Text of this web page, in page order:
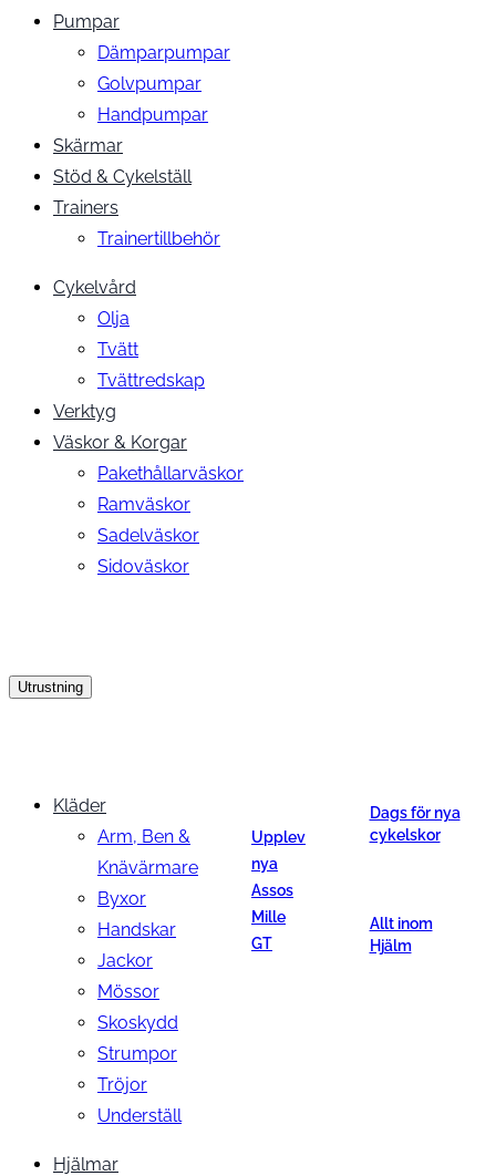
Pumpar
Dämparpumpar
Golvpumpar
Handpumpar
Skärmar
Stöd & Cykelställ
Trainers
Trainertillbehör
Cykelvård
Olja
Tvätt
Tvättredskap
Verktyg
Väskor & Korgar
Pakethållarväskor
Ramväskor
Sadelväskor
Sidoväskor
Utrustning
Kläder
Arm, Ben &
Knävärmare
Byxor
Handskar
Jackor
Mössor
Skoskydd
Strumpor
Tröjor
Underställ
Hjälmar
Upplev
nya
Assos
Mille
GT
Dags för nya
cykelskor
Allt inom
Hjälm